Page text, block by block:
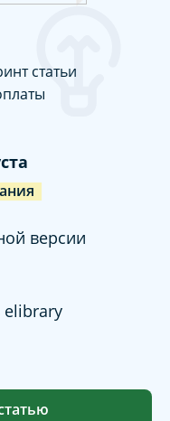
статьи
версии
elibrary